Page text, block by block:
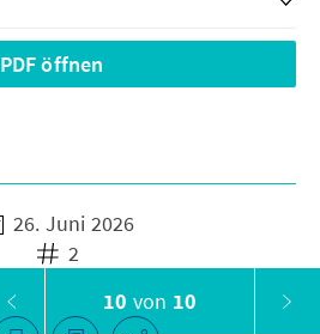
PDF öffnen
26. Juni 2026
2
10 von 10